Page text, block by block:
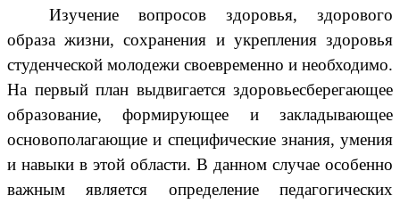
Изучение вопросов здоровья, здорового
образа жизни, сохранения и укрепления здоровья
студенческой молодежи своевременно и необходимо.
На первый план выдвигается здоровьесберегающее
образование, формирующее и закладывающее
основополагающие и специфические знания, умения
и навыки в этой области. В данном случае особенно
важным является определение педагогических